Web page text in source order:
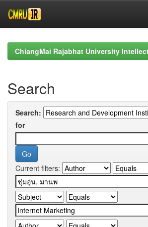
navigationChiangMai Rajabhat University
Search
Search:
for
Current filters: